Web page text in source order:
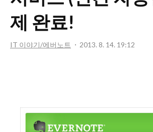
제 완료!
IT 이야기/에버노트 2013. 8. 14. 19:12